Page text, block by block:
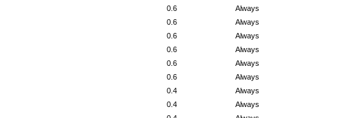
Always
0.6
Always
0.6
Always
0.6
Always
0.6
Always
0.6
Always
0.6
Always
0.4
Always
0.4